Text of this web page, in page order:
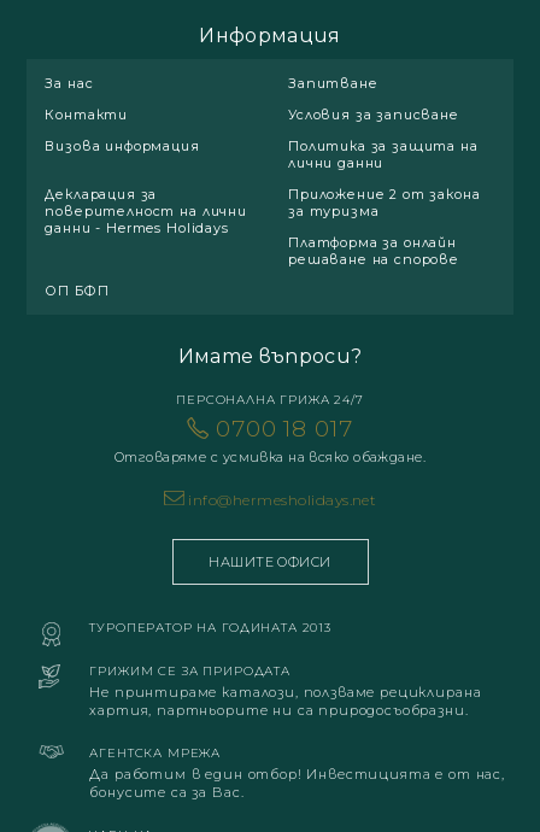
Информация
За нас
Запитване
Контакти
Условия за записване
Визова информация
Политика за защита на
лични данни
Декларация за
поверителност на лични
данни - Hermes Holidays
Приложение 2 от закона
за туризма
Платформа за онлайн
решаване на спорове
ОП БФП
Имате въпроси?
ПЕРСОНАЛНА ГРИЖА 24/7
0700 18 017
Отговаряме с усмивка на всяко обаждане.
info@hermesholidays.net
НАШИТЕ ОФИСИ
ТУРОПЕРАТОР НА ГОДИНАТА 2013
ГРИЖИМ СЕ ЗА ПРИРОДАТА
Не принтираме каталози, ползваме рециклирана
хартия, партньорите ни са природосъобразни.
АГЕНТСКА МРЕЖА
Да работим в един отбор! Инвестицията е от нас,
бонусите са за Вас.